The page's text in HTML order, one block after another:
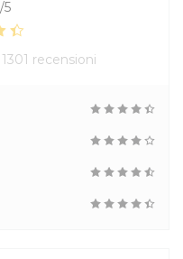
/5
1301 recensioni